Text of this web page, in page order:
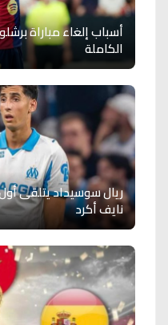
أسباب إلغاء مباراة
الكاملة
ريال سوسيداد يتلقى
نايف أكرد